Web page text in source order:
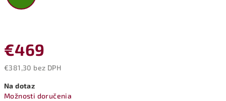
€469
€381,30 bez DPH
cena:
Na dotaz
Možnosti doručenia